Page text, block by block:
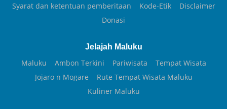
Syarat dan ketentuan pemberitaan
Kode-Etik
Disclaimer
Donasi
Jelajah Maluku
Maluku Ambon Terkini Pariwisata
Tempat Wisata
Jojaro n Mogare
Rute Tempat Wisata Maluku
Kuliner Maluku